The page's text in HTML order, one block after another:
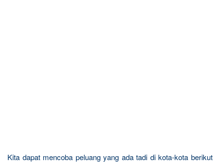
Kita dapat mencoba peluang yang ada tadi di kota-kota berikut